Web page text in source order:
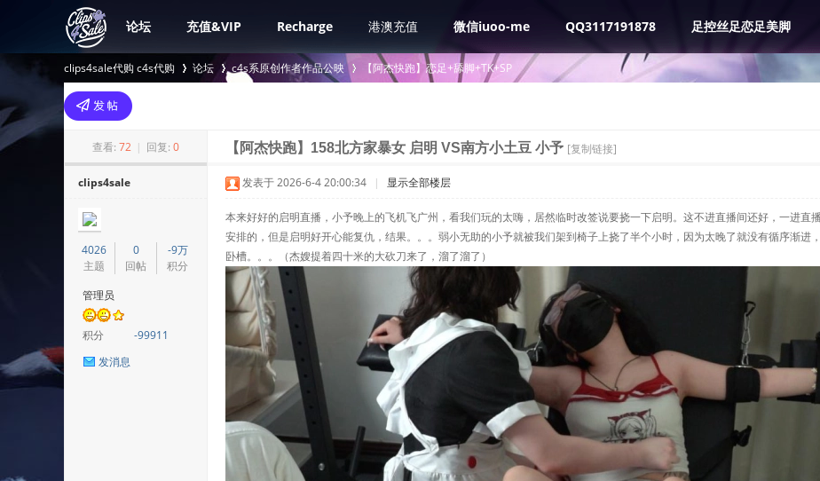
论坛 充值&VIP Recharge 港澳充值 微信iuoo-me QQ3117191878 足控丝足恋足美脚
clips4sale代购 c4s代购
>
论坛 c4s系原创作者作品公映
›
【阿杰快跑】恋足+舔脚+TK+SP
查看: 72 | 回复: 0 【阿杰快跑】158北方家暴女 启明 VS南方小土豆 小予 [复制链接]
clips4sale
4026
主题
0
回帖
-9万
积分
管理员
积分
-99911
发消息
发表于 2026-6-4 20:00:34 | 显示全部楼层
本来好好的启明直播，小予晚上的飞机飞广州，看我们玩的太嗨，居然临时改签说要挠一下启明。这不进直播间还好，一进
安排的，但是启明好开心能复仇，结果。。。弱小无助的小予就被我们架到椅子上挠了半个小时，因为太晚了就没有循序渐进
卧槽。。。（杰嫂提着四十米的大砍刀来了，溜了溜了）